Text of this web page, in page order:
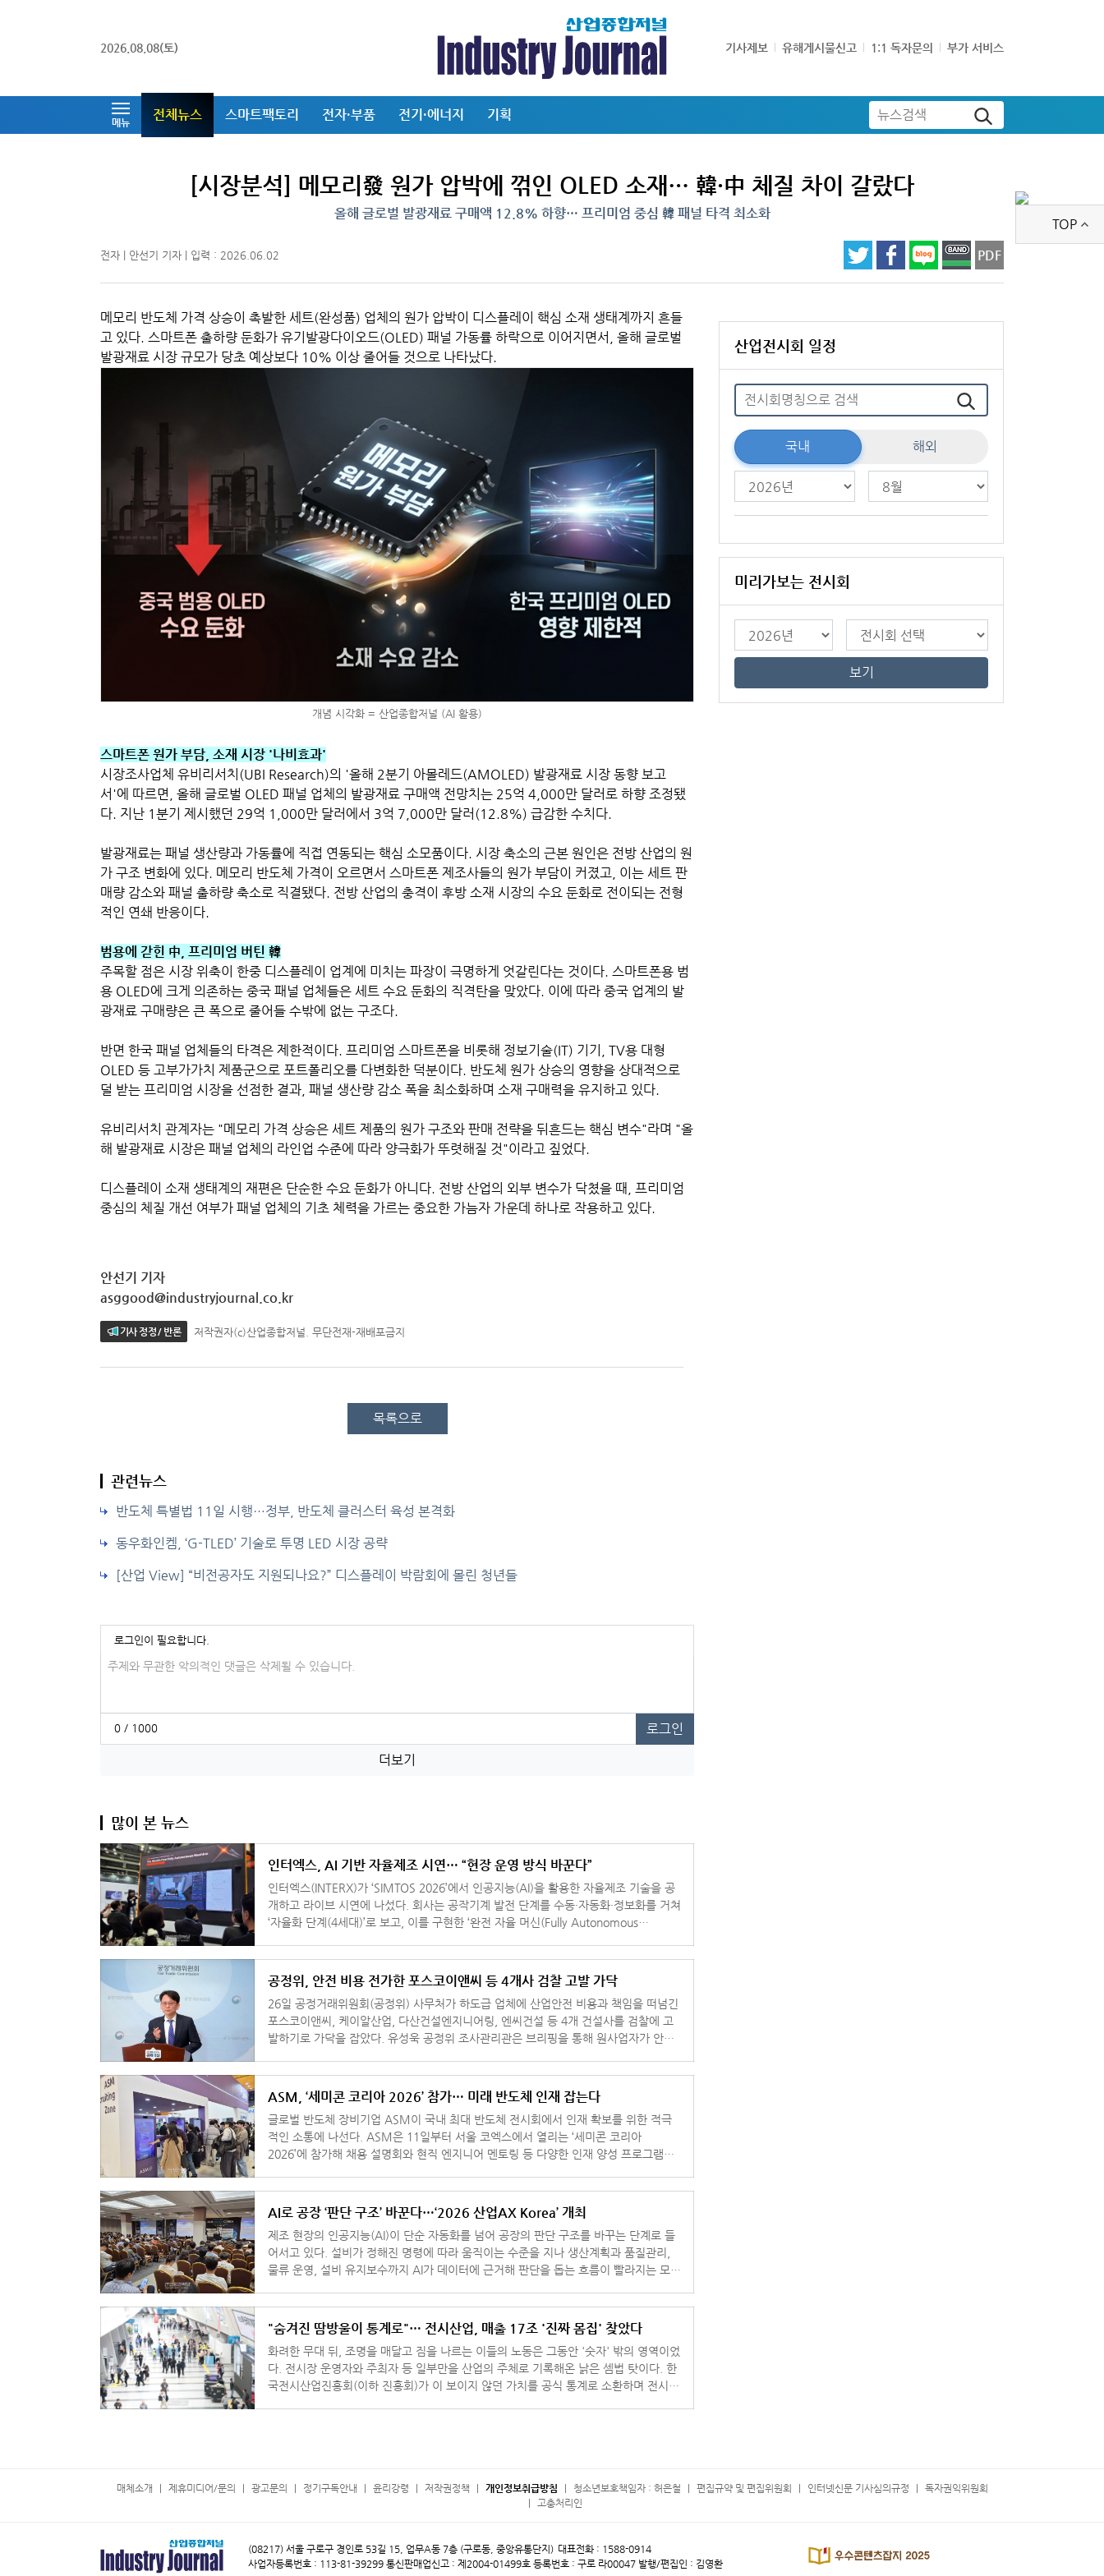
2026.08.08(토) 기사제보 유해게시물신고 1:1 독자문의 부가 서비스
메뉴 전체뉴스 스마트팩토리 전자·부품 전기·에너지 기획 뉴스검색
TOP
[시장분석] 메모리發 원가 압박에 꺾인 OLED 소재… 韓·中 체질 차이 갈랐다
올해 글로벌 발광재료 구매액 12.8% 하향… 프리미엄 중심 韓 패널 타격 최소화
전자 | 안선기 기자 | 입력 : 2026.06.02 PDF
메모리 반도체 가격 상승이 촉발한 세트(완성품) 업체의 원가 압박이 디스플레이 핵심 소재 생태계까지 흔들
고 있다. 스마트폰 출하량 둔화가 유기발광다이오드(OLED) 패널 가동률 하락으로 이어지면서, 올해 글로벌
발광재료 시장 규모가 당초 예상보다 10% 이상 줄어들 것으로 나타났다.
개념 시각화 = 산업종합저널 (AI 활용)
스마트폰 원가 부담, 소재 시장 '나비효과'
시장조사업체 유비리서치(UBI Research)의 '올해 2분기 아몰레드(AMOLED) 발광재료 시장 동향 보고
서'에 따르면, 올해 글로벌 OLED 패널 업체의 발광재료 구매액 전망치는 25억 4,000만 달러로 하향 조정됐
다. 지난 1분기 제시했던 29억 1,000만 달러에서 3억 7,000만 달러(12.8%) 급감한 수치다.
발광재료는 패널 생산량과 가동률에 직접 연동되는 핵심 소모품이다. 시장 축소의 근본 원인은 전방 산업의 원
가 구조 변화에 있다. 메모리 반도체 가격이 오르면서 스마트폰 제조사들의 원가 부담이 커졌고, 이는 세트 판
매량 감소와 패널 출하량 축소로 직결됐다. 전방 산업의 충격이 후방 소재 시장의 수요 둔화로 전이되는 전형
적인 연쇄 반응이다.
범용에 갇힌 中, 프리미엄 버틴 韓
주목할 점은 시장 위축이 한중 디스플레이 업계에 미치는 파장이 극명하게 엇갈린다는 것이다. 스마트폰용 범
용 OLED에 크게 의존하는 중국 패널 업체들은 세트 수요 둔화의 직격탄을 맞았다. 이에 따라 중국 업계의 발
광재료 구매량은 큰 폭으로 줄어들 수밖에 없는 구조다.
반면 한국 패널 업체들의 타격은 제한적이다. 프리미엄 스마트폰을 비롯해 정보기술(IT) 기기, TV용 대형
OLED 등 고부가가치 제품군으로 포트폴리오를 다변화한 덕분이다. 반도체 원가 상승의 영향을 상대적으로
덜 받는 프리미엄 시장을 선점한 결과, 패널 생산량 감소 폭을 최소화하며 소재 구매력을 유지하고 있다.
유비리서치 관계자는 "메모리 가격 상승은 세트 제품의 원가 구조와 판매 전략을 뒤흔드는 핵심 변수"라며 "올
해 발광재료 시장은 패널 업체의 라인업 수준에 따라 양극화가 뚜렷해질 것"이라고 짚었다.
디스플레이 소재 생태계의 재편은 단순한 수요 둔화가 아니다. 전방 산업의 외부 변수가 닥쳤을 때, 프리미엄
중심의 체질 개선 여부가 패널 업체의 기초 체력을 가르는 중요한 가늠자 가운데 하나로 작용하고 있다.
안선기 기자
asggood@industryjournal.co.kr
기사 정정 / 반론 저작권자(c)산업종합저널. 무단전재-재배포금지
목록으로
관련뉴스
반도체 특별법 11일 시행…정부, 반도체 클러스터 육성 본격화
동우화인켐, ‘G-TLED’ 기술로 투명 LED 시장 공략
[산업 View] “비전공자도 지원되나요?” 디스플레이 박람회에 몰린 청년들
로그인이 필요합니다.
댓글입력
0 / 1000
로그인
더보기
많이 본 뉴스
인터엑스, AI 기반 자율제조 시연… “현장 운영 방식 바꾼다”
인터엑스(INTERX)가 ‘SIMTOS 2026’에서 인공지능(AI)을 활용한 자율제조 기술을 공
개하고 라이브 시연에 나섰다. 회사는 공작기계 발전 단계를 수동·자동화·정보화를 거쳐
‘자율화 단계(4세대)’로 보고, 이를 구현한 ‘완전 자율 머신(Fully Autonomous
공정위, 안전 비용 전가한 포스코이앤씨 등 4개사 검찰 고발 가닥
26일 공정거래위원회(공정위) 사무처가 하도급 업체에 산업안전 비용과 책임을 떠넘긴
포스코이앤씨, 케이알산업, 다산건설엔지니어링, 엔씨건설 등 4개 건설사를 검찰에 고
발하기로 가닥을 잡았다. 유성욱 공정위 조사관리관은 브리핑을 통해 원사업자가 안전
ASM, ‘세미콘 코리아 2026’ 참가… 미래 반도체 인재 잡는다
글로벌 반도체 장비기업 ASM이 국내 최대 반도체 전시회에서 인재 확보를 위한 적극
적인 소통에 나선다. ASM은 11일부터 서울 코엑스에서 열리는 ‘세미콘 코리아
2026’에 참가해 채용 설명회와 현직 엔지니어 멘토링 등 다양한 인재 양성 프로그램을
AI로 공장 ‘판단 구조’ 바꾼다…‘2026 산업AX Korea’ 개최
제조 현장의 인공지능(AI)이 단순 자동화를 넘어 공장의 판단 구조를 바꾸는 단계로 들
어서고 있다. 설비가 정해진 명령에 따라 움직이는 수준을 지나 생산계획과 품질관리,
물류 운영, 설비 유지보수까지 AI가 데이터에 근거해 판단을 돕는 흐름이 빨라지는 모습
"숨겨진 땀방울이 통계로"… 전시산업, 매출 17조 '진짜 몸집' 찾았다
화려한 무대 뒤, 조명을 매달고 짐을 나르는 이들의 노동은 그동안 '숫자' 밖의 영역이었
다. 전시장 운영자와 주최자 등 일부만을 산업의 주체로 기록해온 낡은 셈법 탓이다. 한
국전시산업진흥회(이하 진흥회)가 이 보이지 않던 가치를 공식 통계로 소환하며 전시산
산업전시회 일정
국내 해외
미리가보는 전시회
보기
매체소개 제휴미디어/문의 광고문의 정기구독안내 윤리강령 저작권정책 개인정보취급방침 청소년보호책임자 : 허은철 편집규약 및 편집위원회 인터넷신문 기사심의규정
독자권익위원회
고충처리인
(08217) 서울 구로구 경인로 53길 15, 업무A동 7층 (구로동, 중앙유통단지) 대표전화 : 1588-0914
사업자등록번호 : 113-81-39299 통신판매업신고 : 제2004-01499호 등록번호 : 구로 라00047 발행/편집인 : 김영환